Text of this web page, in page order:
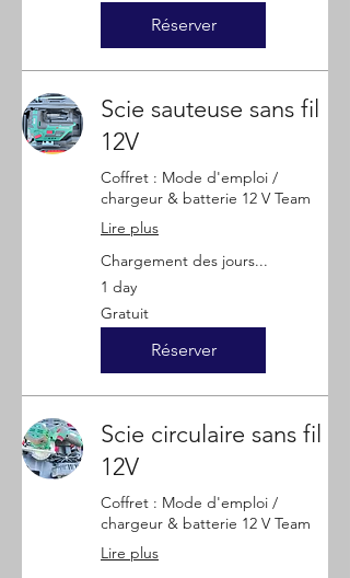
Réserver
Scie sauteuse sans fil
12V
Coffret : Mode d'emploi /
chargeur & batterie 12 V Team
Lire plus
Chargement des jours...
1 day
Gratuit
Gratuit
Réserver
Scie circulaire sans fil
12V
Coffret : Mode d'emploi /
chargeur & batterie 12 V Team
Lire plus